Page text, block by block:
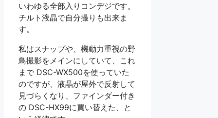
いわゆる全部入りコンデジです。
チルト液晶で自分撮りも出来ま
す。
私はスナップや、機動力重視の野
鳥撮影をメインにしていて、これ
まで DSC-WX500を使っていた
のですが、液晶が屋外で反射して
見づらくなり、ファインダー付き
の DSC-HX99に買い替えた、と